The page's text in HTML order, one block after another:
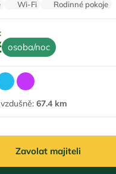
Wi-Fi
Rodinné pokoje
povolena
osoba/noc
67.4 km
Zavolat majiteli